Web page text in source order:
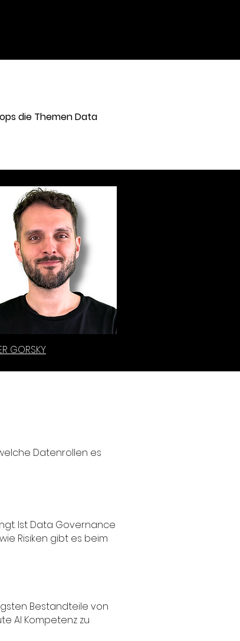
die Themen Data
GORSKY
Datenrollen es
Ist Data Governance
Risiken gibt es beim
Bestandteile von
AI Kompetenz zu